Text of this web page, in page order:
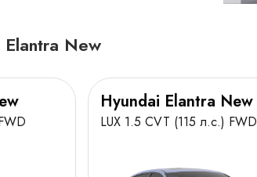
New
Hyundai Elantra New
LUX 1.5 CVT (115 л.с.) FWD